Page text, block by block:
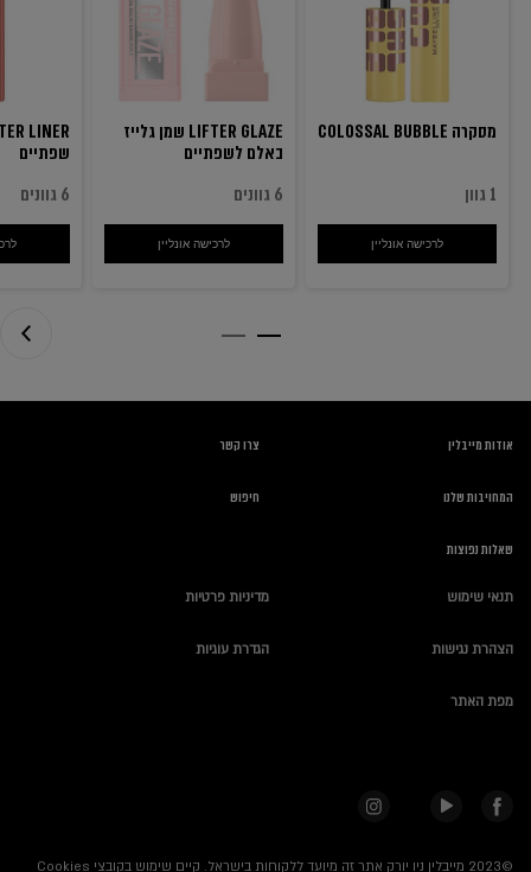
מסקרה COLOSSAL BUBBLE
1 גוון
לרכישה אונליין
LIFTER GLAZE שמן גלייז
באלם לשפתיים
6 גוונים
לרכישה אונליין
שפתיים
6 גוונים
אודות מייבלין
המחויבות שלנו
שאלות נפוצות
צרו קשר
חיפוש
תנאי שימוש מדיניות פרטיות
הצהרת נגישות הגדרת עוגיות
מפת האתר
©2023 מייבלין ניו יורק אתר זה מיועד ללקוחות בישראל. קיים שימוש בקובצי Cookies